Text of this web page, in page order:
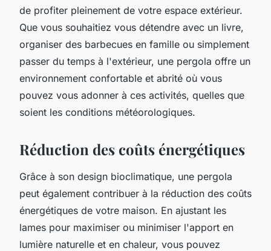
de profiter pleinement de votre espace extérieur.
Que vous souhaitiez vous détendre avec un livre,
organiser des barbecues en famille ou simplement
passer du temps à l'extérieur, une pergola offre un
environnement confortable et abrité où vous
pouvez vous adonner à ces activités, quelles que
soient les conditions météorologiques.
Réduction des coûts énergétiques
Grâce à son design bioclimatique, une pergola
peut également contribuer à la réduction des coûts
énergétiques de votre maison. En ajustant les
lames pour maximiser ou minimiser l'apport en
lumière naturelle et en chaleur, vous pouvez